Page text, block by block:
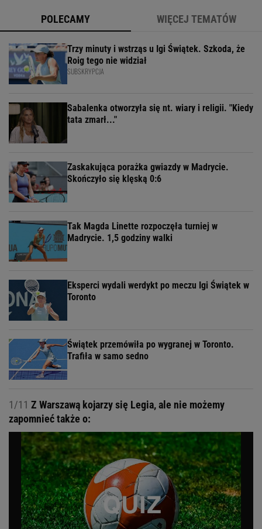
POLECAMY WIĘCEJ TEMATÓW
Trzy minuty i wstrząs u Igi Świątek. Szkoda, że
Roig tego nie widział
SUBSKRYPCJA
Sabalenka otworzyła się nt. wiary i religii. "Kiedy
tata zmarł..."
Zaskakująca porażka gwiazdy w Madrycie.
Skończyło się klęską 0:6
Tak Magda Linette rozpoczęła turniej w
Madrycie. 1,5 godziny walki
Eksperci wydali werdykt po meczu Igi Świątek w
Toronto
Świątek przemówiła po wygranej w Toronto.
Trafiła w samo sedno
1/11 Z Warszawą kojarzy się Legia, ale nie możemy
zapomnieć także o: